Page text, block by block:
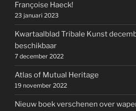
Françoise Haeck!
23 januari 2023
Kwartaalblad Tribale Kunst
beschikbaar
7 december 2022
Atlas of Mutual Heritage
19 november 2022
Nieuw boek verschenen over